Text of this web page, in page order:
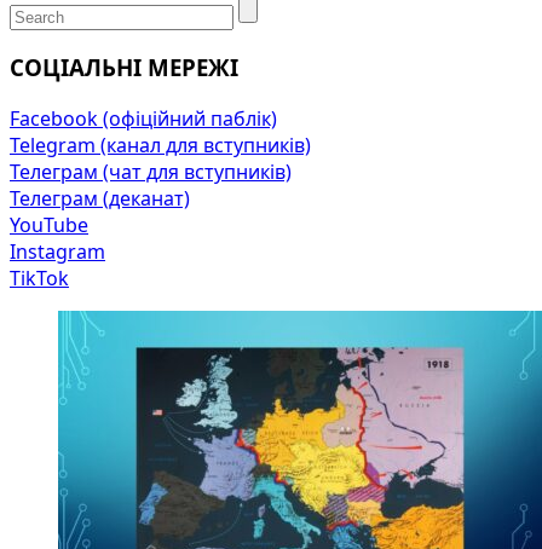
СОЦІАЛЬНІ МЕРЕЖІ
Facebook (офіційний паблік)
Telegram (канал для вступників)
Телеграм (чат для вступників)
Телеграм (деканат)
YouTube
Instagram
TikTok